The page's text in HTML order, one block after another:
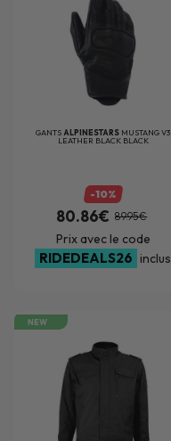
GANTS ALPINESTARS MUSTANG V3
LEATHER BLACK BLACK
-10%
80.86€ 89.95€
Prix avec le code
RIDEDEALS26 inclus
NEW